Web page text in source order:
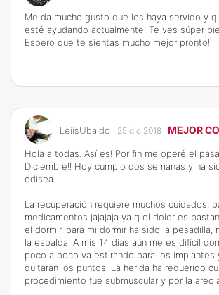
Me da mucho gusto que les haya servido y
esté ayudando actualmente! Te ves súper
Espero que te sientas mucho mejor pronto!
LeiisUbaldo 25 dic 2018 MEJOR
Hola a todas. Así es! Por fin me operé el
Diciembre!! Hoy cumplo dos semanas y ha
odisea.
La recuperación requiere muchos cuidados,
medicamentos jajajaja ya q el dolor es
el dormir, para mi dormir ha sido la pesadilla,
la espalda. A mis 14 días aún me es difícil
poco a poco va estirando para los implantes
quitaran los puntos. La herida ha requerido
procedimiento fue submuscular y por la